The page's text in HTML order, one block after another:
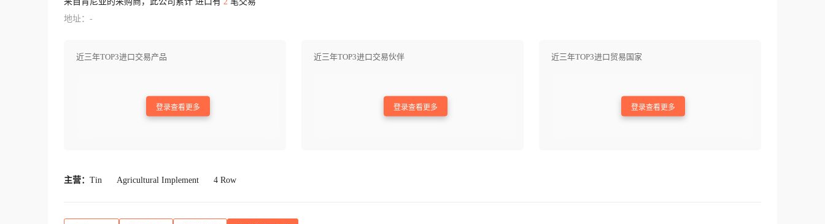
地址：-
近三年TOP3进口交易产品
登录查看更多
近三年TOP3进口交易伙伴
登录查看更多
近三年TOP3进口贸易国家
登录查看更多
主营： Tin Agricultural Implement 4 Row